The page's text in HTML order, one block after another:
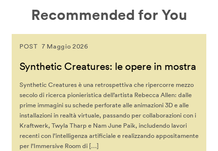
Recommended for You
POST 7 Maggio 2026
Synthetic Creatures: le opere in mostra
Synthetic Creatures è una retrospettiva che ripercorre mezzo
secolo di ricerca pionieristica dell’artista Rebecca Allen: dalle
prime immagini su schede perforate alle animazioni 3D e alle
installazioni in realtà virtuale, passando per collaborazioni con i
Kraftwerk, Twyla Tharp e Nam June Paik, includendo lavori
recenti con l’intelligenza artificiale e realizzando appositamente
per l’Immersive Room di […]